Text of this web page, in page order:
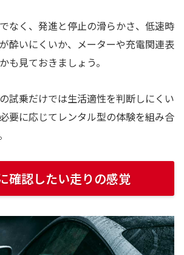
なく、発進と停止の滑らかさ、低速時
酔いにくいか、メーターや充電関連表
も見ておきましょう。
試乗だけでは生活適性を判断しにくい
要に応じてレンタル型の体験を組み合
確認したい走りの感覚